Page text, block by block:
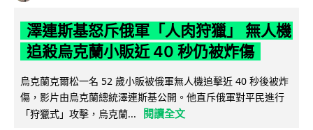
澤連斯基怒斥俄軍「人肉狩獵」 無人機
追殺烏克蘭小販近 40 秒仍被炸傷
烏克蘭克爾松一名 52 歲小販被俄軍無人機追擊近 40 秒後被炸
傷，影片由烏克蘭總統澤連斯基公開。他直斥俄軍對平民進行
「狩獵式」攻擊，烏克蘭...
閱讀全文